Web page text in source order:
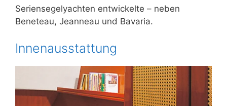
Seriensegelyachten entwickelte – neben
Beneteau, Jeanneau und Bavaria.
Innenausstattung